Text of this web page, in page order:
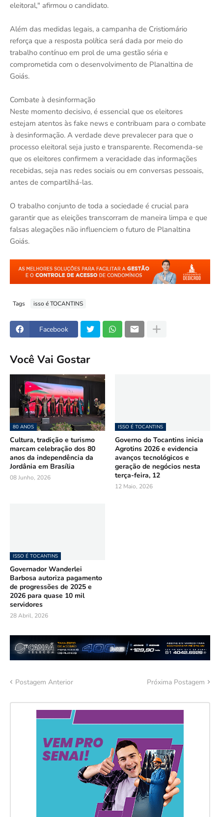
eleitoral," afirmou o candidato.
Além das medidas legais, a campanha de Cristiomário
reforça que a resposta política será dada por meio do
trabalho contínuo em prol de uma gestão séria e
comprometida com o desenvolvimento de Planaltina de
Goiás.
Combate à desinformação
Neste momento decisivo, é essencial que os eleitores
estejam atentos às fake news e contribuam para o combate
à desinformação. A verdade deve prevalecer para que o
processo eleitoral seja justo e transparente. Recomenda-se
que os eleitores confirmem a veracidade das informações
recebidas, seja nas redes sociais ou em conversas pessoais,
antes de compartilhá-las.
O trabalho conjunto de toda a sociedade é crucial para
garantir que as eleições transcorram de maneira limpa e que
falsas alegações não influenciem o futuro de Planaltina
Goiás.
Tags isso é TOCANTINS
Facebook
Você Vai Gostar
80 ANOS
Cultura, tradição e turismo
marcam celebração dos 80
anos da independência da
Jordânia em Brasília
08 Junho, 2026
ISSO É TOCANTINS
Governo do Tocantins inicia
Agrotins 2026 e evidencia
avanços tecnológicos e
geração de negócios nesta
terça-feira, 12
12 Maio, 2026
ISSO É TOCANTINS
Governador Wanderlei
Barbosa autoriza pagamento
de progressões de 2025 e
2026 para quase 10 mil
servidores
28 Abril, 2026
Postagem Anterior Próxima Postagem